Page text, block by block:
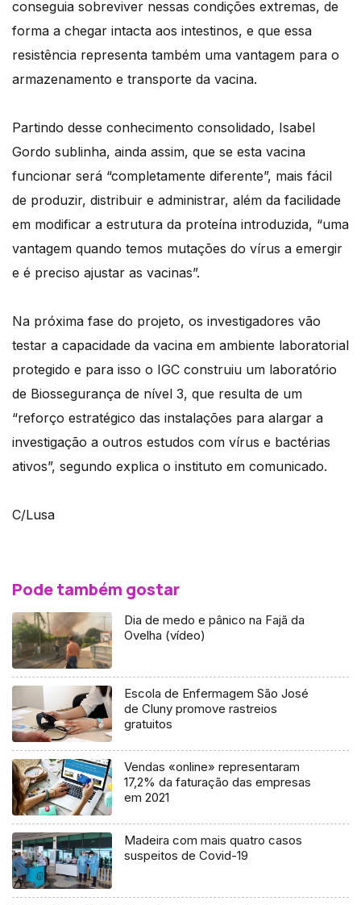
conseguia sobreviver nessas condições extremas, de
forma a chegar intacta aos intestinos, e que essa
resistência representa também uma vantagem para o
armazenamento e transporte da vacina.
Partindo desse conhecimento consolidado, Isabel
Gordo sublinha, ainda assim, que se esta vacina
funcionar será “completamente diferente”, mais fácil
de produzir, distribuir e administrar, além da facilidade
em modificar a estrutura da proteína introduzida, “uma
vantagem quando temos mutações do vírus a emergir
e é preciso ajustar as vacinas”.
Na próxima fase do projeto, os investigadores vão
testar a capacidade da vacina em ambiente laboratorial
protegido e para isso o IGC construiu um laboratório
de Biossegurança de nível 3, que resulta de um
“reforço estratégico das instalações para alargar a
investigação a outros estudos com vírus e bactérias
ativos”, segundo explica o instituto em comunicado.
C/Lusa
Pode também gostar
Dia de medo e pânico na Fajã da
Ovelha (vídeo)
Escola de Enfermagem São José
de Cluny promove rastreios
gratuitos
Vendas «online» representaram
17,2% da faturação das empresas
em 2021
Madeira com mais quatro casos
suspeitos de Covid-19